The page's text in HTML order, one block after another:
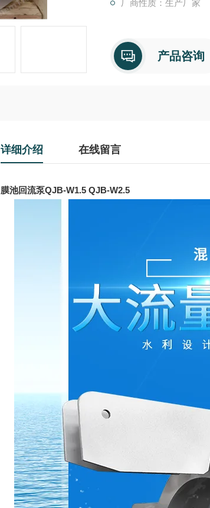
厂商性质：生产厂家
产品咨询
详细介绍 在线留言
膜池回流泵QJB-W1.5 QJB-W2.5